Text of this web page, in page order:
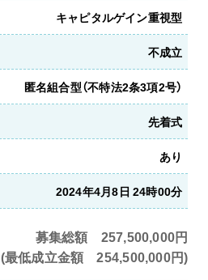
キャピタルゲイン重視型
不成立
匿名組合型（不特法2条3項2号）
先着式
あり
2024年4月8日 24時00分
募集総額 257,500,000円
(最低成立金額 254,500,000円)